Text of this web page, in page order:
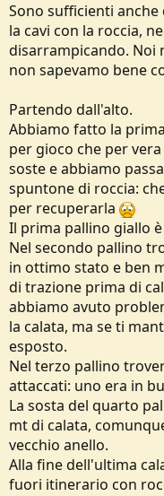
Sono sufficienti anche
la cavi con la roccia,
disarrampicando. Noi
non sapevamo bene
Partendo dall'alto.
Abbiamo fatto la
per gioco che per
soste e abbiamo
spuntone di roccia:
per recuperarla
Il prima pallino giallo
Nel secondo pallino
in ottimo stato e ben
di trazione prima di
abbiamo avuto
la calata, ma se ti
esposto.
Nel terzo pallino
attaccati: uno era in
La sosta del quarto
mt di calata,
vecchio anello.
Alla fine dell'ultima
fuori itinerario con